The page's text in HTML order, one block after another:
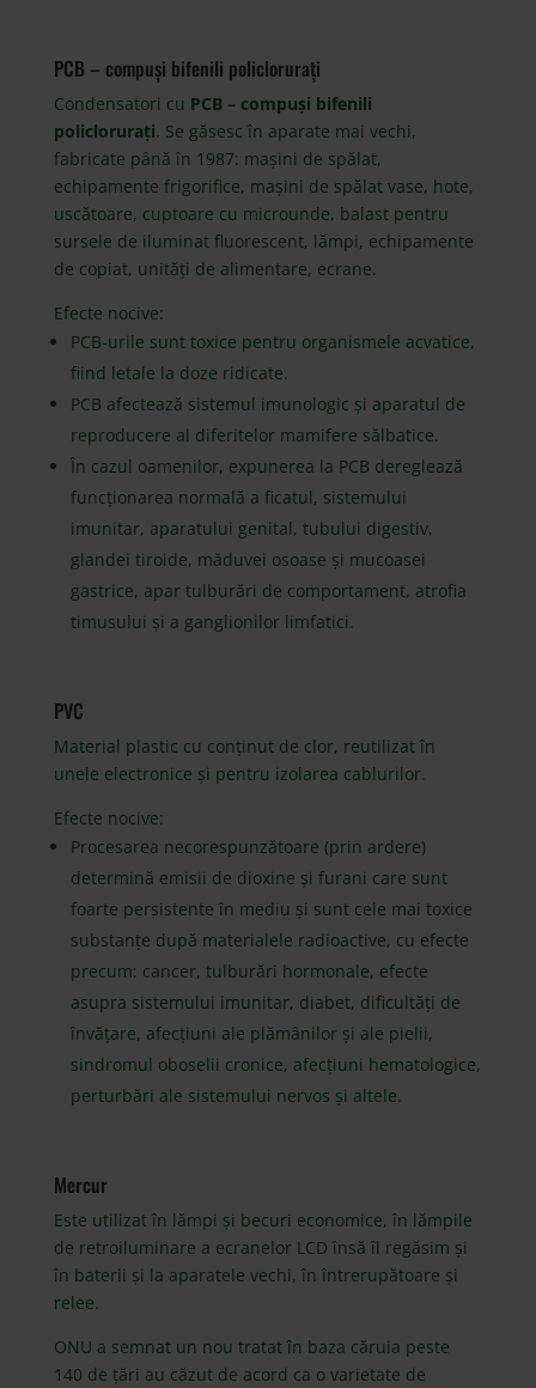
PCB – compuși bifenili policlorurați
Condensatori cu PCB – compuși bifenili
policlorurați. Se găsesc în aparate mai vechi,
fabricate până în 1987: mașini de spălat,
echipamente frigorifice, mașini de spălat vase, hote,
uscătoare, cuptoare cu microunde, balast pentru
sursele de iluminat fluorescent, lămpi, echipamente
de copiat, unități de alimentare, ecrane.
Efecte nocive:
PCB-urile sunt toxice pentru organismele acvatice,
fiind letale la doze ridicate.
PCB afectează sistemul imunologic și aparatul de
reproducere al diferitelor mamifere sălbatice.
În cazul oamenilor, expunerea la PCB dereglează
funcționarea normală a ficatul, sistemului
imunitar, aparatului genital, tubului digestiv,
glandei tiroide, măduvei osoase și mucoasei
gastrice, apar tulburări de comportament, atrofia
timusului și a ganglionilor limfatici.
PVC
Material plastic cu conținut de clor, reutilizat în
unele electronice și pentru izolarea cablurilor.
Efecte nocive:
Procesarea necorespunzătoare (prin ardere)
determină emisii de dioxine și furani care sunt
foarte persistente în mediu și sunt cele mai toxice
substanțe după materialele radioactive, cu efecte
precum: cancer, tulburări hormonale, efecte
asupra sistemului imunitar, diabet, dificultăți de
învățare, afecțiuni ale plămânilor și ale pielii,
sindromul oboselii cronice, afecțiuni hematologice,
perturbări ale sistemului nervos și altele.
Mercur
Este utilizat în lămpi și becuri economice, în lămpile
de retroiluminare a ecranelor LCD însă îl regăsim și
în baterii și la aparatele vechi, în întrerupătoare și
relee.
ONU a semnat un nou tratat în baza căruia peste
140 de țări au căzut de acord ca o varietate de